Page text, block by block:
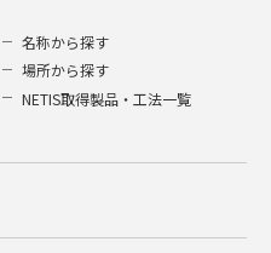
名称から探す
場所から探す
NETIS取得製品・工法一覧